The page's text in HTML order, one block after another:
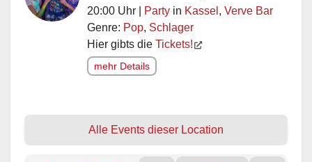
20:00 Uhr | Party in Kassel , Verve Bar
Genre: Pop, Schlager
Hier gibts die Tickets!
mehr Details
Alle Events dieser Location